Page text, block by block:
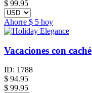
$ 99.95
Ahorre $ 5 hoy
Vacaciones con caché
ID: 1788
$ 94.95
$ 99.95